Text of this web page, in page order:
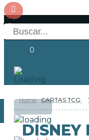
0
Acceso
OFERTAS
RESERVAS
Home CARTAS TCG
DISNEY